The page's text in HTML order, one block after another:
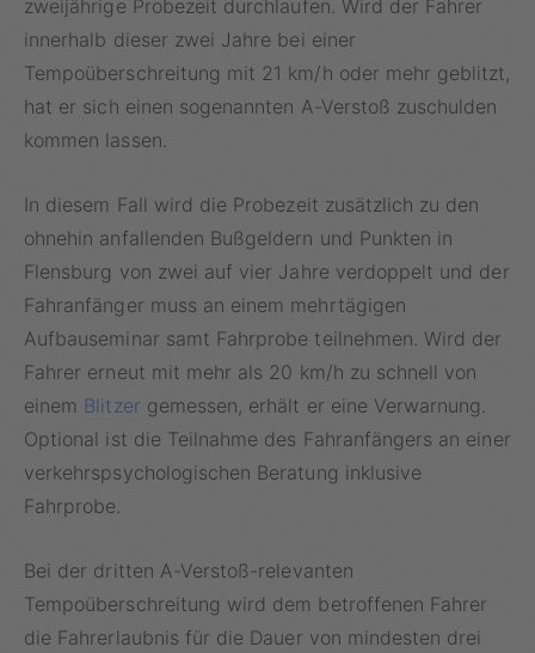
zweijährige Probezeit durchlaufen. Wird der Fahrer
innerhalb dieser zwei Jahre bei einer
Tempoüberschreitung mit 21 km/h oder mehr geblitzt,
hat er sich einen sogenannten A-Verstoß zuschulden
kommen lassen.
In diesem Fall wird die Probezeit zusätzlich zu den
ohnehin anfallenden Bußgeldern und Punkten in
Flensburg von zwei auf vier Jahre verdoppelt und der
Fahranfänger muss an einem mehrtägigen
Aufbauseminar samt Fahrprobe teilnehmen. Wird der
Fahrer erneut mit mehr als 20 km/h zu schnell von
einem Blitzer gemessen, erhält er eine Verwarnung.
Optional ist die Teilnahme des Fahranfängers an einer
verkehrspsychologischen Beratung inklusive
Fahrprobe.
Bei der dritten A-Verstoß-relevanten
Tempoüberschreitung wird dem betroffenen Fahrer
die Fahrerlaubnis für die Dauer von mindesten drei